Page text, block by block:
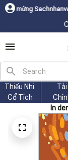
đã có
Thiếu Nhi
Cổ Tích
Tài
In